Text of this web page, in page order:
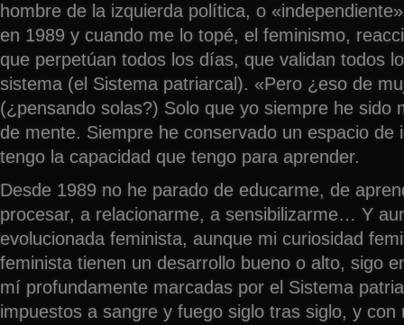
hombre de la izquierda política, o
en 1989 y cuando me lo topé, el feminismo,
que perpetúan todos los días, que validan todos
sistema (el Sistema patriarcal). «Pero ¿eso de
(¿pensando solas?) Solo que yo siempre he sido
de mente. Siempre he conservado un espacio de
tengo la capacidad que tengo para aprender.
Desde 1989 no he parado de educarme, de
procesar, a relacionarme, a sensibilizarme… Y
evolucionada feminista, aunque mi curiosidad
feminista tienen un desarrollo bueno o alto, sigo
mí profundamente marcadas por el Sistema
impuestos a sangre y fuego siglo tras siglo, y con